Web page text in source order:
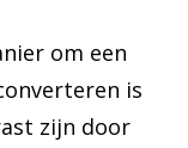
om een
is
zijn door